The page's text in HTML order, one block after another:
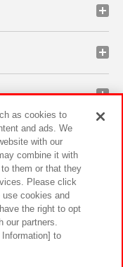
サイトポリシー
リティ方針と検証結果
as cookies to
and ads. We
with our
combine it with
them or that they
Please click
cookies and
the right to opt
our partners.
to